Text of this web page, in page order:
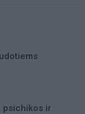
psichikos ir